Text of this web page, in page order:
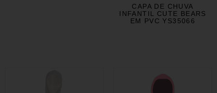
CAPA DE CHUVA
INFANTIL CUTE BEARS
EM PVC YS35066